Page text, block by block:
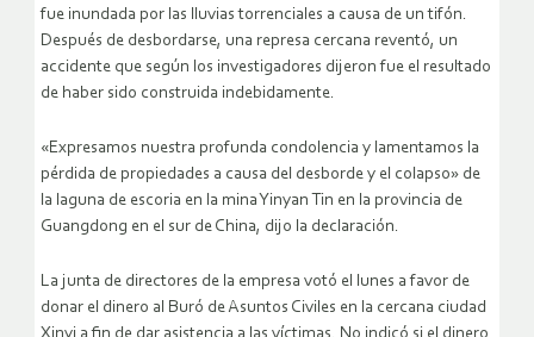
fue inundada por las lluvias torrenciales a causa de un tifón.
Después de desbordarse, una represa cercana reventó, un
accidente que según los investigadores dijeron fue el resultado
de haber sido construida indebidamente.
«Expresamos nuestra profunda condolencia y lamentamos la
pérdida de propiedades a causa del desborde y el colapso» de
la laguna de escoria en la mina Yinyan Tin en la provincia de
Guangdong en el sur de China, dijo la declaración.
La junta de directores de la empresa votó el lunes a favor de
donar el dinero al Buró de Asuntos Civiles en la cercana ciudad